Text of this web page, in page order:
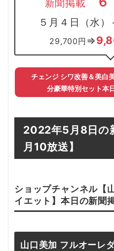
新聞掲載
５月４日（水）
29,700円 ⇒
チェンジ シワ改善＆美白
分豪華特別セット本
2022年5月8日の
月10放送】
ショップチャンネル【
イエット 】本日の新聞
山口美加 フルオーレ